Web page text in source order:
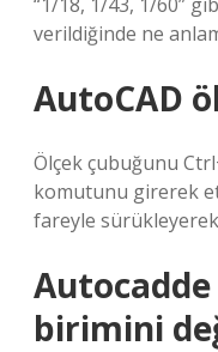
verildiğinde ne
AutoCAD
Ölçek çubuğunu
komutunu girerek
fareyle
birimini